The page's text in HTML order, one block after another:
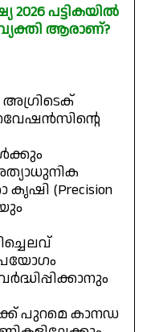
പട്ടികയിൽ
വ്യക്തി ആരാണ്?
(Precision
പുറമെ കാനഡ